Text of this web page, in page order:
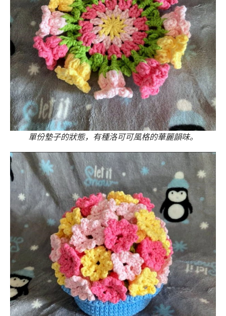
單份墊子的狀態，有種洛可可風格的華麗韻味。